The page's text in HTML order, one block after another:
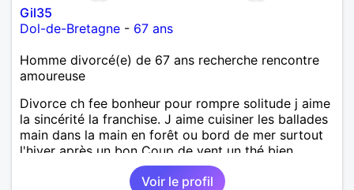
Gil35
Dol-de-Bretagne - 67 ans
Homme divorcé(e) de 67 ans recherche rencontre
amoureuse
Divorce ch fee bonheur pour rompre solitude j aime
la sincérité la franchise. J aime cuisiner les ballades
main dans la main en forêt ou bord de mer surtout
l'hiver après un bon Coup de vent un thé bien
chaud.pour le reste a découvrir
Voir le profil